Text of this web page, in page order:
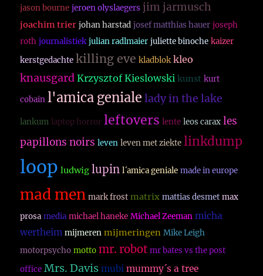
jason bourne jeroen olyslaegers jim jarmusch
joachim trier johan harstad josef matthias hauer joseph
roth journalistiek julian radlmaier juliette binoche kaizer
kerstgedachte killing eve kladblok kleo
knausgard Krzysztof Kieslowski kunst kurt
cobain l'amica geniale lady in the lake
lankum laptop horror leftovers lente leos carax les
papillons noirs leven leven met ziekte linkdump
loop ludwig lupin l´amica geniale made in europe
mad men mark frost matrix mattias desmet max
prosa media michael haneke Michael Zeeman micha
wertheim mijmeren mijmeringen Mike Leigh
motorpsycho motto mr. robot mr bates vs the post
office Mrs. Davis mubi mummy´s a tree